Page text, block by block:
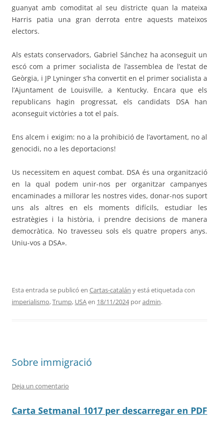
guanyat amb comoditat al seu districte quan la mateixa
Harris patia una gran derrota entre aquests mateixos
electors.
Als estats conservadors, Gabriel Sánchez ha aconseguit un
escó com a primer socialista de l’assemblea de l’estat de
Geòrgia, i JP Lyninger s’ha convertit en el primer socialista a
l’Ajuntament de Louisville, a Kentucky. Encara que els
republicans hagin progressat, els candidats DSA han
aconseguit victòries a tot el país.
Ens alcem i exigim: no a la prohibició de l’avortament, no al
genocidi, no a les deportacions!
Us necessitem en aquest combat. DSA és una organització
en la qual podem unir-nos per organitzar campanyes
encaminades a millorar les nostres vides, donar-nos suport
uns als altres en els moments difícils, estudiar les
estratègies i la història, i prendre decisions de manera
democràtica. No travesseu sols els quatre propers anys.
Uniu-vos a DSA».
Esta entrada se publicó en Cartas-catalán y está etiquetada con
imperialismo,Trump, USAen 18/11/2024poradmin.
Sobre immigració
Deja un comentario
Carta Setmanal 1017 per descarregar en PDF